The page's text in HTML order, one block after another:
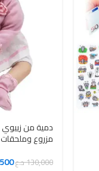
مزروع
130,000د.ع